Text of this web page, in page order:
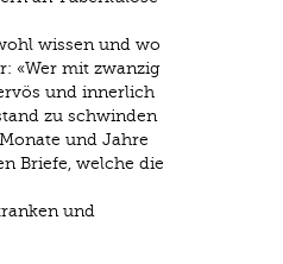
wissen und wo
«Wer mit zwanzig
und innerlich
zu schwinden
und Jahre
Briefe, welche die
und